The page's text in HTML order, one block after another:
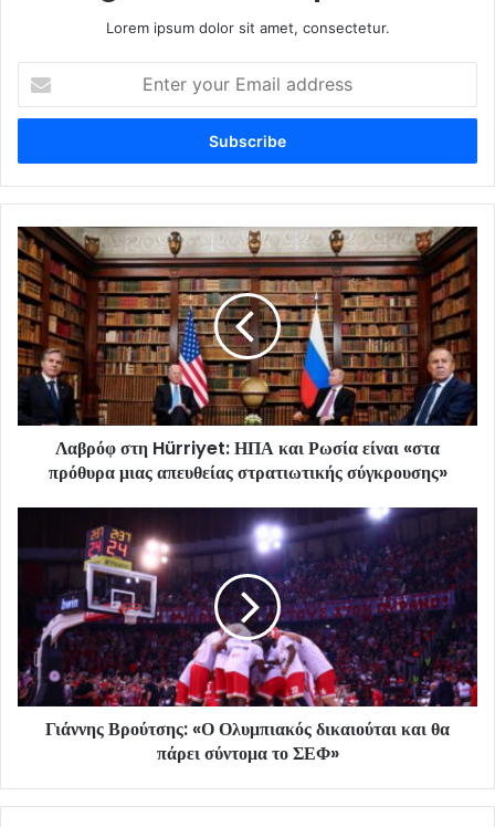
Lorem ipsum dolor sit amet, consectetur.
your
Email
Λαβρόφ στη Hürriyet: ΗΠΑ και Ρωσία είναι «στα
πρόθυρα μιας απευθείας στρατιωτικής σύγκρουσης»
Γιάννης Βρούτσης: «Ο Ολυμπιακός δικαιούται και θα
πάρει σύντομα το ΣΕΦ»